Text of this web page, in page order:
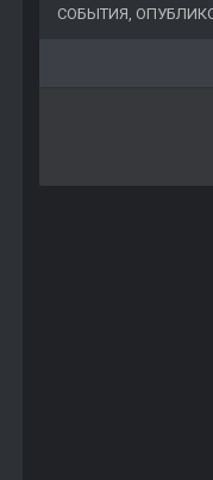
СОБЫТИЯ,